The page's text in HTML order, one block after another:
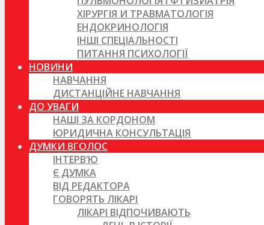
ХІРУРГІЯ И ТРАВМАТОЛОГІЯ
ЕНДОКРИНОЛОГІЯ
ІНШІ СПЕЦІАЛЬНОСТІ
ПИТАННЯ ПСИХОЛОГІЇ
НОВИНИ
НАВЧАННЯ
ДИСТАНЦІЙНЕ НАВЧАННЯ
ДО УВАГИ
НАШІ ЗА КОРДОНОМ
ЮРИДИЧНА КОНСУЛЬТАЦІЯ
ДУМКИ ВГОЛОС
ІНТЕРВ’Ю
Є ДУМКА
ВІД РЕДАКТОРА
ГОВОРЯТЬ ЛІКАРІ
ЛІКАРІ ВІДПОЧИВАЮТЬ